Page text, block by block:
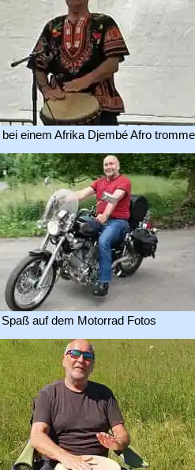
einem Afrika Djembé Afro
Spaß auf dem Motorrad Fotos